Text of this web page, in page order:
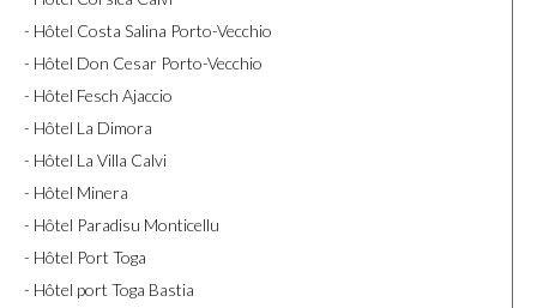
- Hôtel Costa Salina Porto-Vecchio
- Hôtel Don Cesar Porto-Vecchio
- Hôtel Fesch Ajaccio
- Hôtel La Dimora
- Hôtel La Villa Calvi
- Hôtel Minera
- Hôtel Paradisu Monticellu
- Hôtel Port Toga
- Hôtel port Toga Bastia